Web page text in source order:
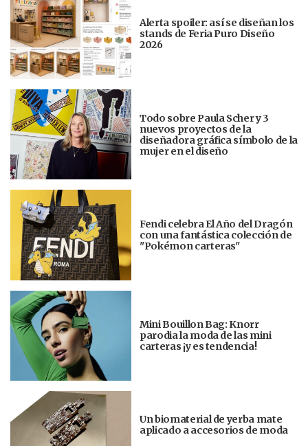
Alerta spoiler: así se diseñan los
stands de Feria Puro Diseño
2026
Todo sobre Paula Scher y 3
nuevos proyectos de la
diseñadora gráfica símbolo de la
mujer en el diseño
Fendi celebra El Año del Dragón
con una fantástica colección de
"Pokémon carteras"
Mini Bouillon Bag: Knorr
parodia la moda de las mini
carteras ¡y es tendencia!
Un biomaterial de yerba mate
aplicado a accesorios de moda